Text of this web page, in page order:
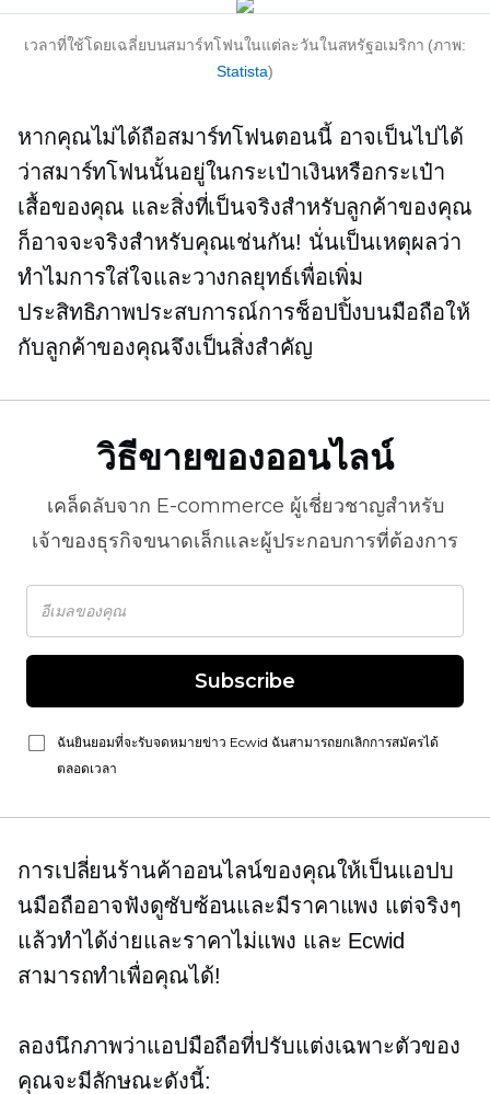
เวลาที่ใช้โดยเฉลี่ยบนสมาร์ทโฟนในแต่ละวันในสหรัฐอเมริกา (ภาพ:
Statista)
หากคุณไม่ได้ถือสมาร์ทโฟนตอนนี้ อาจเป็นไปได้
ว่าสมาร์ทโฟนนั้นอยู่ในกระเป๋าเงินหรือกระเป๋า
เสื้อของคุณ และสิ่งที่เป็นจริงสำหรับลูกค้าของคุณ
ก็อาจจะจริงสำหรับคุณเช่นกัน! นั่นเป็นเหตุผลว่า
ทำไมการใส่ใจและวางกลยุทธ์เพื่อเพิ่ม
ประสิทธิภาพประสบการณ์การช็อปปิ้งบนมือถือให้
กับลูกค้าของคุณจึงเป็นสิ่งสำคัญ
วิธีขายของออนไลน์
เคล็ดลับจาก E-commerce ผู้เชี่ยวชาญสำหรับ
เจ้าของธุรกิจขนาดเล็กและผู้ประกอบการที่ต้องการ
Subscribe
ฉันยินยอมที่จะรับจดหมายข่าว Ecwid ฉันสามารถยกเลิกการสมัครได้
ตลอดเวลา
การเปลี่ยนร้านค้าออนไลน์ของคุณให้เป็นแอปบ
นมือถืออาจฟังดูซับซ้อนและมีราคาแพง แต่จริงๆ
แล้วทำได้ง่ายและราคาไม่แพง และ Ecwid
สามารถทำเพื่อคุณได้!
ลองนึกภาพว่าแอปมือถือที่ปรับแต่งเฉพาะตัวของ
คุณจะมีลักษณะดังนี้: